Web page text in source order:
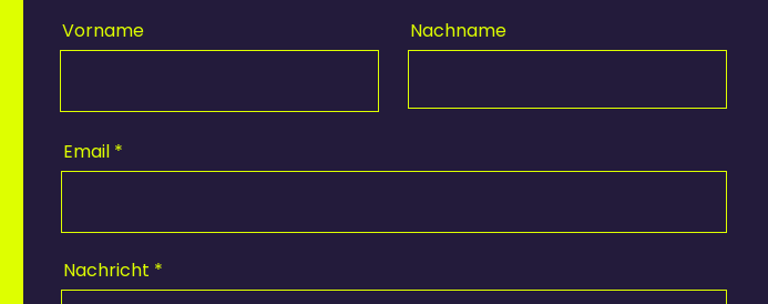
Vorname Nachname
Email
Nachricht